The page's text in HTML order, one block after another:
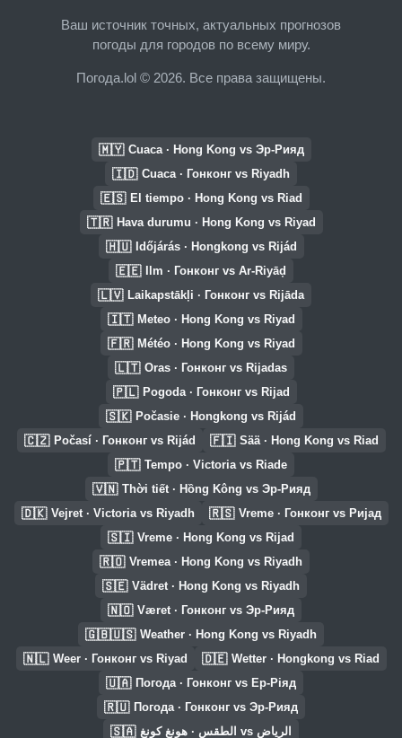
Ваш источник точных, актуальных прогнозов
погоды для городов по всему миру.
Погода.lol © 2026. Все права защищены.
🇲🇾 Cuaca · Hong Kong vs Эр-Рияд
🇮🇩 Cuaca · Гонконг vs Riyadh
🇪🇸 El tiempo · Hong Kong vs Riad
🇹🇷 Hava durumu · Hong Kong vs Riyad
🇭🇺 Időjárás · Hongkong vs Rijád
🇪🇪 Ilm · Гонконг vs Ar-Riyāḑ
🇱🇻 Laikapstākļi · Гонконг vs Rijāda
🇮🇹 Meteo · Hong Kong vs Riyad
🇫🇷 Météo · Hong Kong vs Riyad
🇱🇹 Oras · Гонконг vs Rijadas
🇵🇱 Pogoda · Гонконг vs Rijad
🇸🇰 Počasie · Hongkong vs Rijád
🇨🇿 Počasí · Гонконг vs Rijád 🇫🇮 Sää · Hong Kong vs Riad
🇵🇹 Tempo · Victoria vs Riade
🇻🇳 Thời tiết · Hồng Kông vs Эр-Рияд
🇩🇰 Vejret · Victoria vs Riyadh 🇷🇸 Vreme · Гонконг vs Ријад
🇸🇮 Vreme · Hong Kong vs Rijad
🇷🇴 Vremea · Hong Kong vs Riyadh
🇸🇪 Vädret · Hong Kong vs Riyadh
🇳🇴 Været · Гонконг vs Эр-Рияд
🇬🇧🇺🇸 Weather · Hong Kong vs Riyadh
🇳🇱 Weer · Гонконг vs Riyad 🇩🇪 Wetter · Hongkong vs Riad
🇺🇦 Погода · Гонконг vs Ер-Ріяд
🇷🇺 Погода · Гонконг vs Эр-Рияд
🇸🇦 الطقس · هونغ كونغ vs الرياض